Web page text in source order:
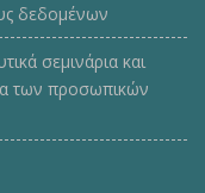
δεδομένων
σεμινάρια και
των προσωπικών